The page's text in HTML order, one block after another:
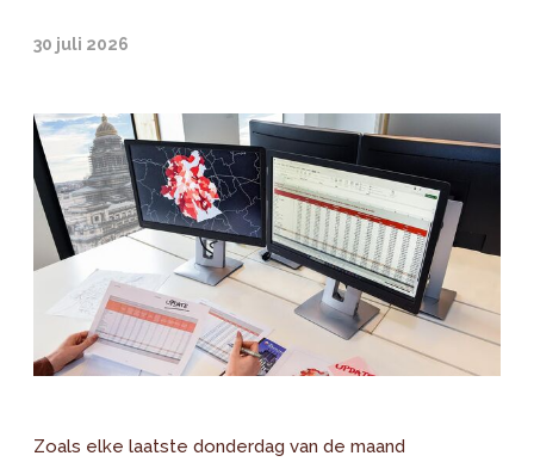
30 juli 2026
Zoals elke laatste donderdag van de maand